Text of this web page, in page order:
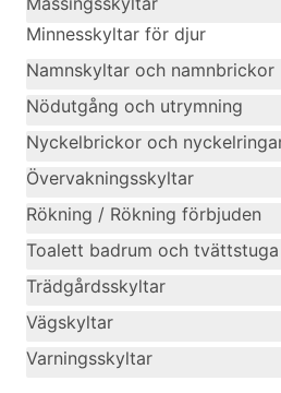
Minnesskyltar för djur
Namnskyltar och namnbrickor
Nödutgång och utrymning
Nyckelbrickor och
Övervakningsskyltar
Rökning / Rökning förbjuden
Toalett badrum och tvättstuga
Trädgårdsskyltar
Vägskyltar
Varningsskyltar